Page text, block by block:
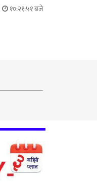
१०:२१:५२ बजे